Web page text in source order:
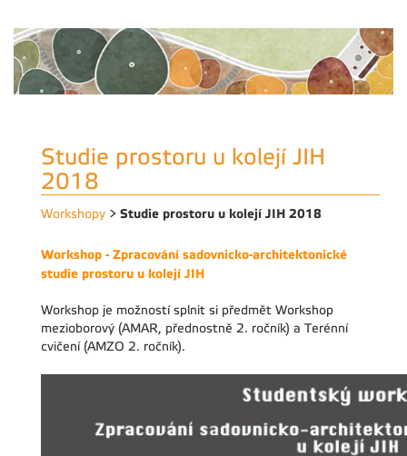
Studie prostoru u kolejí JIH
2018
Workshopy > Studie prostoru u kolejí JIH 2018
Workshop - Zpracování sadovnicko-architektonické
studie prostoru u kolejí JIH
Workshop je možností splnit si předmět Workshop
mezioborový (AMAR, přednostně 2. ročník) a Terénní
cvičení (AMZO 2. ročník).